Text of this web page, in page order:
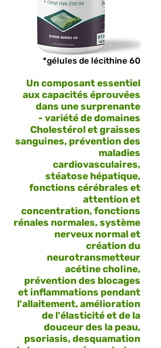
60 gélules de lécithine*
Un composant essentiel
aux capacités éprouvées
dans une surprenante
variété de domaines -
Cholestérol et graisses
sanguines, prévention des
maladies
cardiovasculaires,
stéatose hépatique,
fonctions cérébrales et
attention et
concentration, fonctions
rénales normales, système
nerveux normal et
création du
neurotransmetteur
acétine choline,
prévention des blocages
et inflammations pendant
l'allaitement, amélioration
de l'élasticité et de la
douceur des la peau,
psoriasis, desquamation